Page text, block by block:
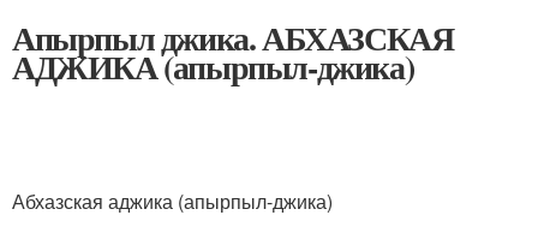
Апырпыл джика. АБХАЗСКАЯ
АДЖИКА (апырпыл-джика)
Абхазская аджика (апырпыл-джика)